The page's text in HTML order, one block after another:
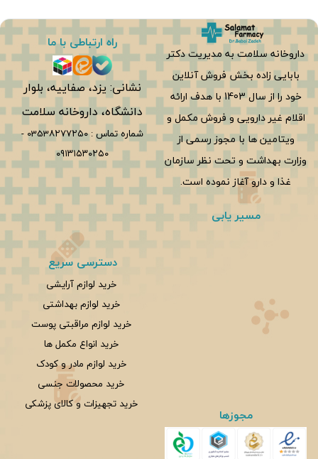
داروخانه سلامت به مدیریت دکتر
بابایی زاده بخش فروش آنلاین
خود را از سال 1403 با هدف ارائه
اقلام غیر دارویی و فروش مکمل و
ویتامین ها با مجوز رسمی از
وزارت بهداشت و تحت نظر سازمان
غذا و دارو آغاز نموده است.
راه ارتباطی با ما
نشانی: یزد، صفاییه، بلوار
دانشگاه، داروخانه سلامت
شماره تماس :0353۸۲۷۷۲۵۰ -
۰۹۱۳۱۵۳۰۲۵۰
مسیر یابی
مجوزها
دسترسی سریع
خرید لوازم آرایشی
خرید لوازم بهداشتی
خرید لوازم مراقبتی پوست
خرید انواع مکمل ها
خرید لوازم مادر و کودک
خرید محصولات جنسی
خرید تجهیزات و کالای پزشکی